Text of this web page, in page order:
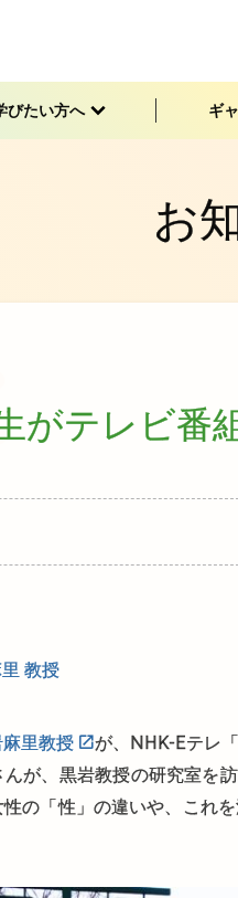
びたい方へ ギ
お
がテレビ番
教授
里教授
が、NHK-Eテレ
が、黒岩教授の研究室を
の「性」の違いや、これ